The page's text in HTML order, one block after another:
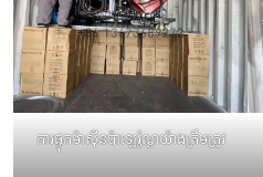
ការផ្ទុកម៉ាស៊ីនប៉ាឡេរ៉ូណ្តយ៉ាងត្រឹមត្រូវ